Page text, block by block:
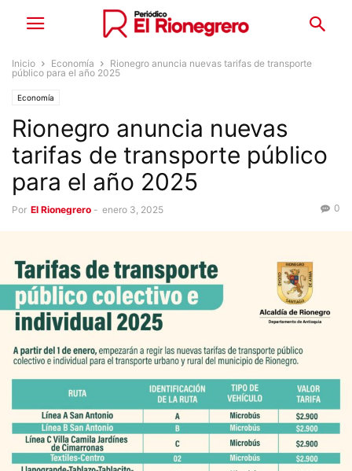
Inicio Economía
Rionegro anuncia nuevas tarifas de transporte
público para el año 2025
Economía
Rionegro anuncia nuevas
tarifas de transporte público
para el año 2025
Por El Rionegrero - enero 3, 2025 0